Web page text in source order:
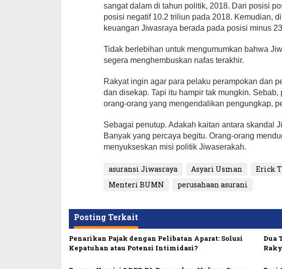
sangat dalam di tahun politik, 2018. Dari posisi
posisi negatif 10.2 triliun pada 2018. Kemudian,
keuangan Jiwasraya berada pada posisi minus
Tidak berlebihan untuk mengumumkan bahwa
segera menghembuskan nafas terakhir.
Rakyat ingin agar para pelaku perampokan dan
dan disekap. Tapi itu hampir tak mungkin.
orang-orang yang mengendalikan pengungkap,
Sebagai penutup. Adakah kaitan antara skandal
Banyak yang percaya begitu. Orang-orang
menyukseskan misi politik Jiwaserakah.
asuransi Jiwasraya Asyari Usman Erick
Menteri BUMN
perusahaan asurani
Posting Terkait
Penarikan Pajak dengan Pelibatan Aparat: Solusi
Kepatuhan atau Potensi Intimidasi?
Dua